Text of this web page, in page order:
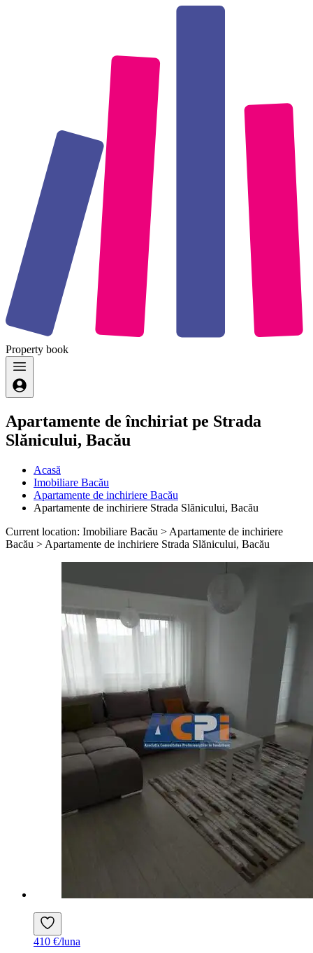
Property book
Apartamente de închiriat pe Strada
Slănicului, Bacău
Acasă
Imobiliare Bacău
Apartamente de inchiriere Bacău
Apartamente de inchiriere Strada Slănicului, Bacău
Current location: Imobiliare Bacău > Apartamente de inchiriere
Bacău > Apartamente de inchiriere Strada Slănicului, Bacău
410 €/luna